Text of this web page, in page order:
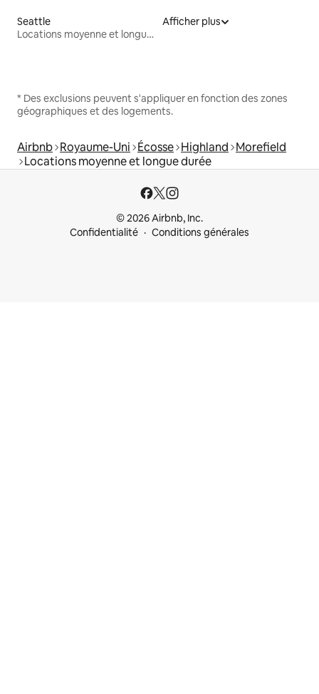
Seattle
Locations moyenne et longue durée
Afficher plus
* Des exclusions peuvent s'appliquer en fonction des zones
géographiques et des logements.
Airbnb Royaume-Uni Écosse Highland Morefield
Locations moyenne et longue durée
© 2026 Airbnb, Inc.
Confidentialité
Conditions générales